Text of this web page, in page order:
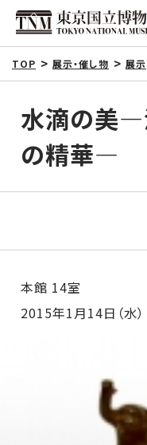
TOP 展示・催し物 展示
水滴の美―
の精華―
本館 14室
2015年1月14日（水